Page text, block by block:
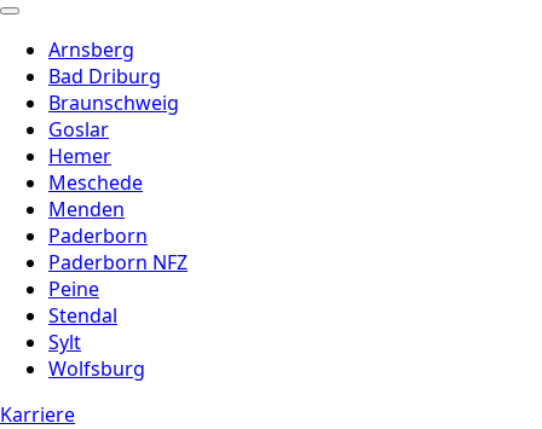
Arnsberg
Bad Driburg
Braunschweig
Goslar
Hemer
Meschede
Menden
Paderborn
Paderborn NFZ
Peine
Stendal
Sylt
Wolfsburg
Karriere